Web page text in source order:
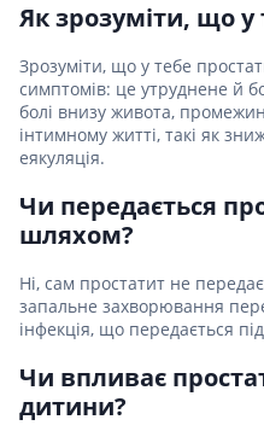
Як зрозуміти, що у
Зрозуміти, що у тебе
симптомів: це утруднене й
болі внизу живота,
інтимному житті, такі як
еякуляція.
Чи передається
шляхом?
Ні, сам простатит не
запальне захворювання
інфекція, що передається
Чи впливає
дитини?